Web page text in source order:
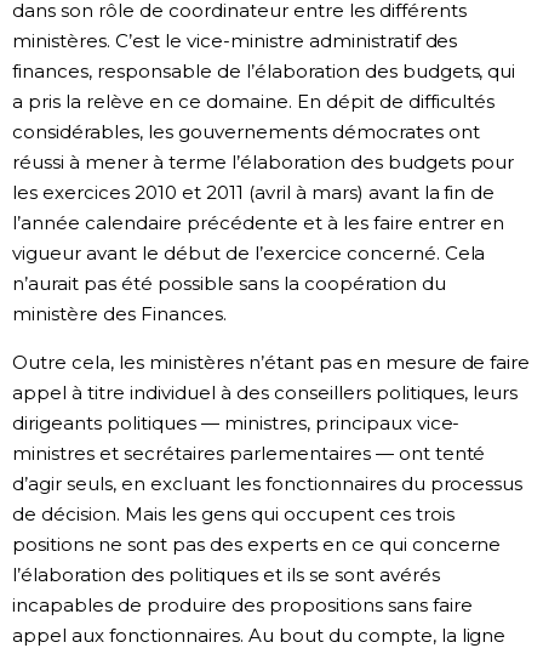
dans son rôle de coordinateur entre les différents
ministères. C’est le vice-ministre administratif des
finances, responsable de l’élaboration des budgets, qui
a pris la relève en ce domaine. En dépit de difficultés
considérables, les gouvernements démocrates ont
réussi à mener à terme l’élaboration des budgets pour
les exercices 2010 et 2011 (avril à mars) avant la fin de
l’année calendaire précédente et à les faire entrer en
vigueur avant le début de l’exercice concerné. Cela
n’aurait pas été possible sans la coopération du
ministère des Finances.
Outre cela, les ministères n’étant pas en mesure de faire
appel à titre individuel à des conseillers politiques, leurs
dirigeants politiques — ministres, principaux vice-
ministres et secrétaires parlementaires — ont tenté
d’agir seuls, en excluant les fonctionnaires du processus
de décision. Mais les gens qui occupent ces trois
positions ne sont pas des experts en ce qui concerne
l’élaboration des politiques et ils se sont avérés
incapables de produire des propositions sans faire
appel aux fonctionnaires. Au bout du compte, la ligne